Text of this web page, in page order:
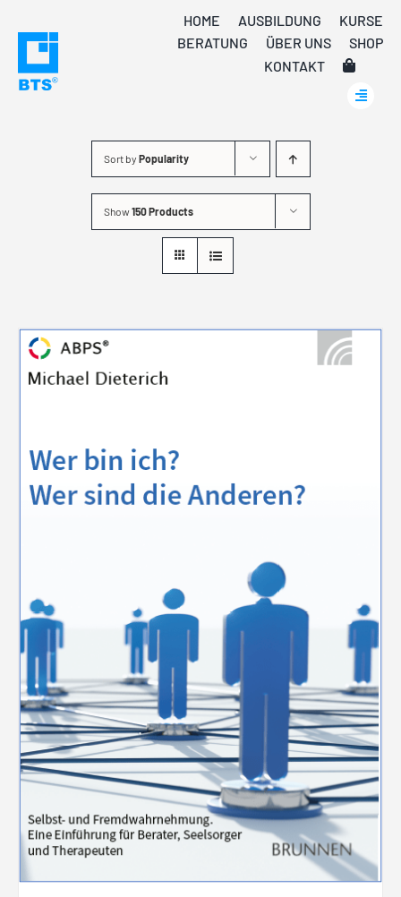
content
HOME AUSBILDUNG
KURSE
BERATUNG
ÜBER UNS
SHOP
KONTAKT
Sort by Popularity
Show150 Products